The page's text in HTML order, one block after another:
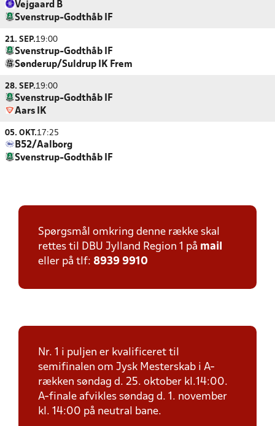
Vejgaard B
Svenstrup-Godthåb IF
21. SEP.19:00
Svenstrup-Godthåb IF
Sønderup/Suldrup IK Frem
28. SEP.19:00
Svenstrup-Godthåb IF
Aars IK
05. OKT.17:25
B52/Aalborg
Svenstrup-Godthåb IF
Spørgsmål omkring denne række skal
rettes til DBU Jylland Region 1 på mail
eller på tlf: 8939 9910
Nr. 1 i puljen er kvalificeret til
semifinalen om Jysk Mesterskab i A-
rækken søndag d. 25. oktober kl.14:00.
A-finale afvikles søndag d. 1. november
kl. 14:00 på neutral bane.